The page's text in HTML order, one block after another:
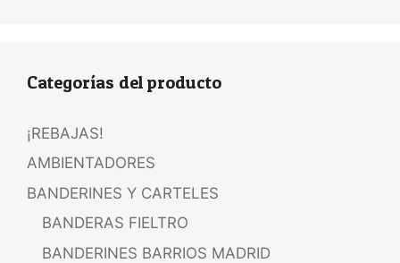
Categorías del producto
¡REBAJAS!
AMBIENTADORES
BANDERINES Y CARTELES
BANDERAS FIELTRO
BANDERINES BARRIOS MADRID